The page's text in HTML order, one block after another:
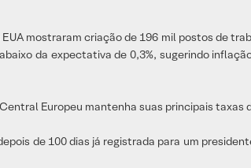
mostraram criação de 196 mil postos de
da expectativa de 0,3%, sugerindo
Europeu mantenha suas principais taxas
de 100 dias já registrada para um